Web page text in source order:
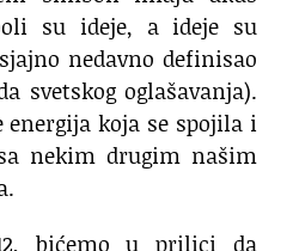
su ideje, a ideje su
nedavno definisao
svetskog oglašavanja).
energija koja se spojila i
nekim drugim našim
bićemo u prilici da